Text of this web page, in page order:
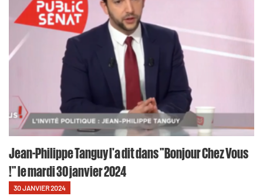
Jean-Philippe Tanguy l'a dit dans "Bonjour Chez Vous
!" le mardi 30 janvier 2024
30 JANVIER 2024